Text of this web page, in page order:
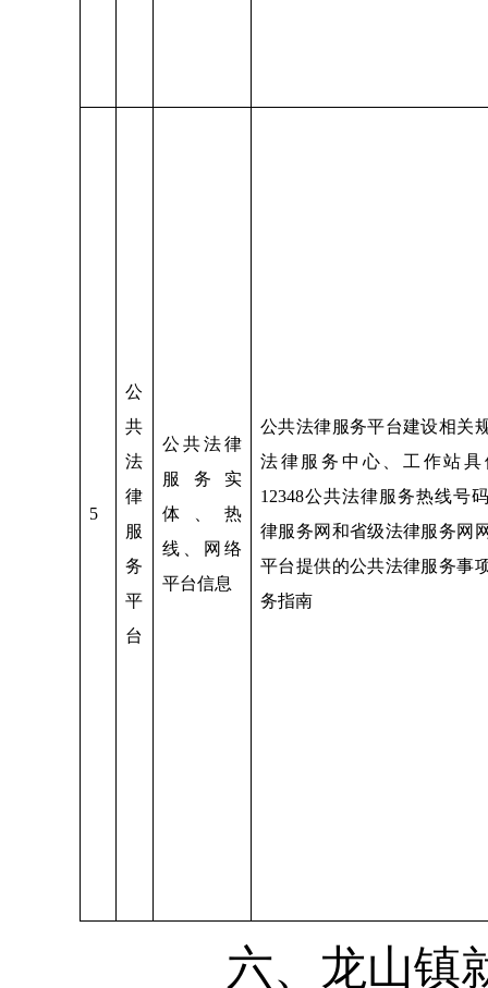
5
公
共
法
律
服
务
平
台
公共法律
服务实
体、热
线、网络
平台信息
公共法律服务平台建设相关
法律服务中心、工作站具
12348公共法律服务热线号
律服务网和省级法律服务网
平台提供的公共法律服务事
务指南
六、龙山镇